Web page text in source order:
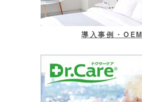
導入事例・OEM